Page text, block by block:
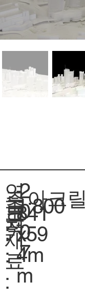
연
도
:
2
0
0
7
주
요
재
료
:
축
척
.
아크릴
1:800
크
기
.
841
x59
4m
m